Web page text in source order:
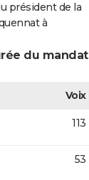
président de la
à
du mandat
Voix
113
53